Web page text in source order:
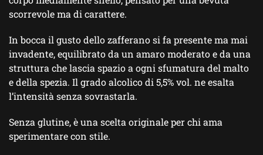
scorrevole ma di carattere.
In bocca il gusto dello zafferano si fa presente ma mai
invadente, equilibrato da un amaro moderato e da una
struttura che lascia spazio a ogni sfumatura del malto
e della spezia. Il grado alcolico di 5,5% vol. ne esalta
l’intensità senza sovrastarla.
Senza glutine, è una scelta originale per chi ama
sperimentare con stile.